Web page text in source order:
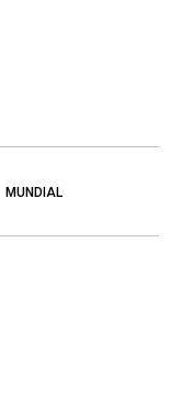
MUNDIAL